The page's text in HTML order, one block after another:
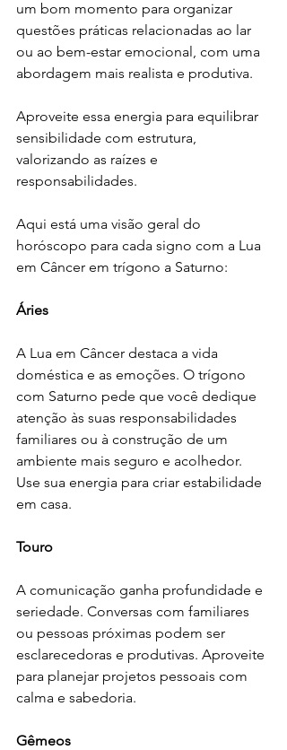
um bom momento para organizar
questões práticas relacionadas ao lar
ou ao bem-estar emocional, com uma
abordagem mais realista e produtiva.
Aproveite essa energia para equilibrar
sensibilidade com estrutura,
valorizando as raízes e
responsabilidades.
Aqui está uma visão geral do
horóscopo para cada signo com a Lua
em Câncer em trígono a Saturno:
Áries
A Lua em Câncer destaca a vida
doméstica e as emoções. O trígono
com Saturno pede que você dedique
atenção às suas responsabilidades
familiares ou à construção de um
ambiente mais seguro e acolhedor.
Use sua energia para criar estabilidade
em casa.
Touro
A comunicação ganha profundidade e
seriedade. Conversas com familiares
ou pessoas próximas podem ser
esclarecedoras e produtivas. Aproveite
para planejar projetos pessoais com
calma e sabedoria.
Gêmeos